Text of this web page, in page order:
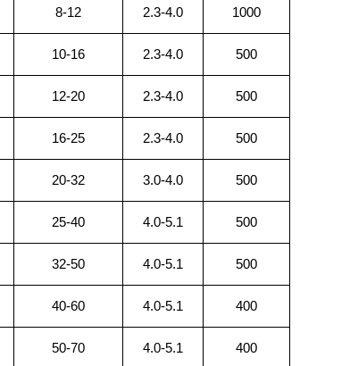
8-12 2.3-4.0 1000
10-16 2.3-4.0 500
12-20 2.3-4.0 500
16-25 2.3-4.0 500
20-32 3.0-4.0 500
25-40 4.0-5.1 500
32-50 4.0-5.1 500
40-60 4.0-5.1 400
50-70 4.0-5.1 400